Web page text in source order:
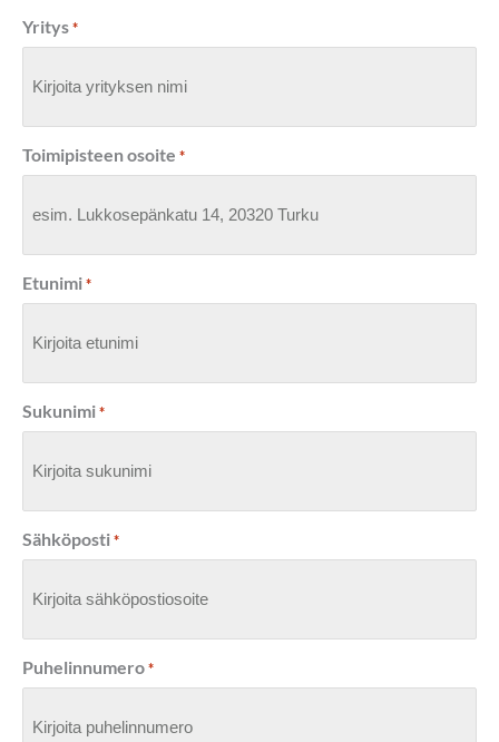
Yritys *
Toimipisteen osoite *
Etunimi *
Sukunimi *
Sähköposti *
Puhelinnumero *